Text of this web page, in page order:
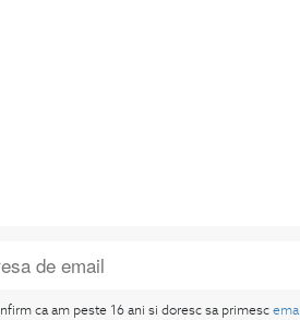
ca am peste 16 ani si doresc sa primesc